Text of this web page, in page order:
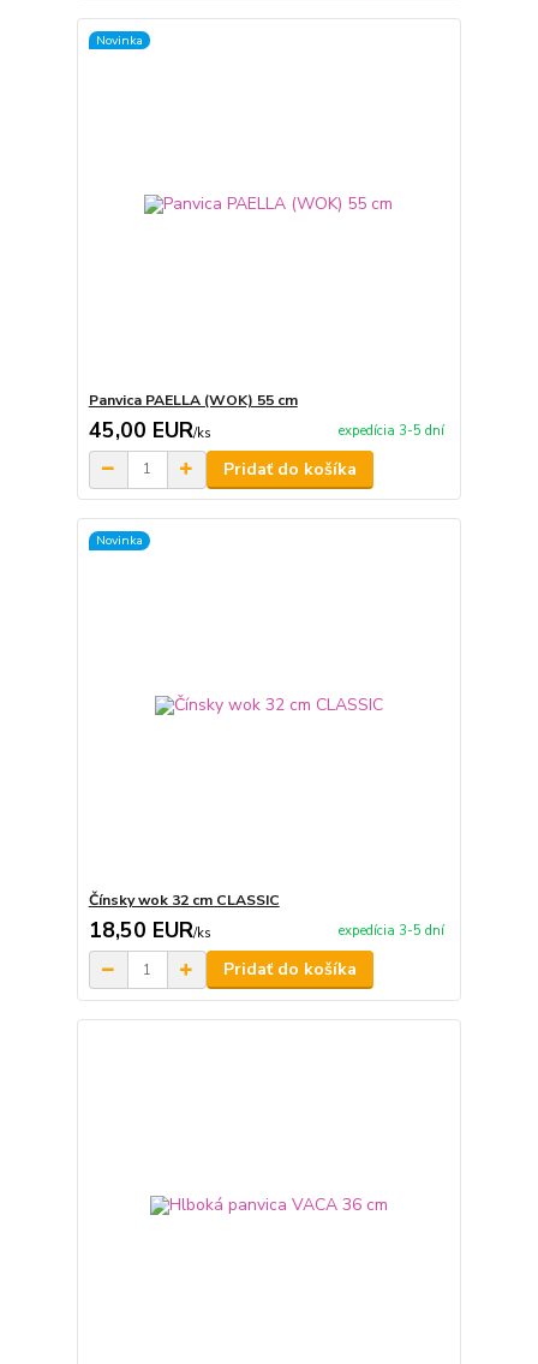
Novinka
Panvica PAELLA (WOK) 55 cm
45,00 EUR/ks expedícia 3-5 dní
Pridať do košíka
Novinka
Čínsky wok 32 cm CLASSIC
18,50 EUR/ks expedícia 3-5 dní
Pridať do košíka